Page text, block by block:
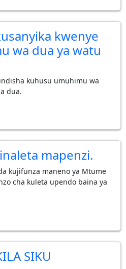
kwenye
wa dua ya watu
kuhusu umuhimu wa
dua.
mapenzi.
kujifunza maneno ya Mtume
cha kuleta upendo baina ya
SIKU